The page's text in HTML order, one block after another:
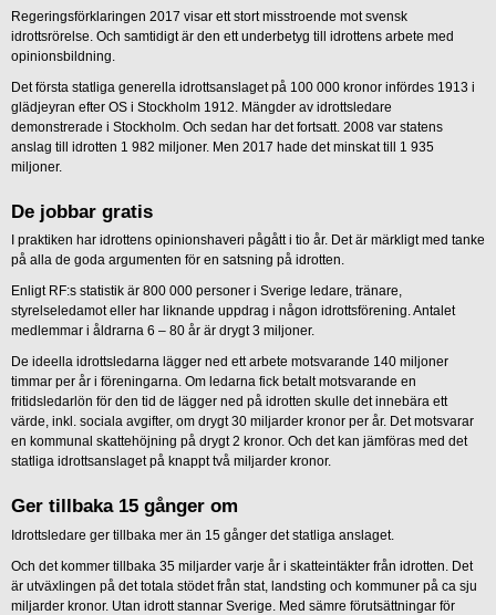
Regeringsförklaringen 2017 visar ett stort misstroende mot svensk
idrottsrörelse. Och samtidigt är den ett underbetyg till idrottens arbete med
opinionsbildning.
Det första statliga generella idrottsanslaget på 100 000 kronor infördes 1913 i
glädjeyran efter OS i Stockholm 1912. Mängder av idrottsledare
demonstrerade i Stockholm. Och sedan har det fortsatt. 2008 var statens
anslag till idrotten 1 982 miljoner. Men 2017 hade det minskat till 1 935
miljoner.
De jobbar gratis
I praktiken har idrottens opinionshaveri pågått i tio år. Det är märkligt med tanke
på alla de goda argumenten för en satsning på idrotten.
Enligt RF:s statistik är 800 000 personer i Sverige ledare, tränare,
styrelseledamot eller har liknande uppdrag i någon idrottsförening. Antalet
medlemmar i åldrarna 6 – 80 år är drygt 3 miljoner.
De ideella idrottsledarna lägger ned ett arbete motsvarande 140 miljoner
timmar per år i föreningarna. Om ledarna fick betalt motsvarande en
fritidsledarlön för den tid de lägger ned på idrotten skulle det innebära ett
värde, inkl. sociala avgifter, om drygt 30 miljarder kronor per år. Det motsvarar
en kommunal skattehöjning på drygt 2 kronor. Och det kan jämföras med det
statliga idrottsanslaget på knappt två miljarder kronor.
Ger tillbaka 15 gånger om
Idrottsledare ger tillbaka mer än 15 gånger det statliga anslaget.
Och det kommer tillbaka 35 miljarder varje år i skatteintäkter från idrotten. Det
är utväxlingen på det totala stödet från stat, landsting och kommuner på ca sju
miljarder kronor. Utan idrott stannar Sverige. Med sämre förutsättningar för